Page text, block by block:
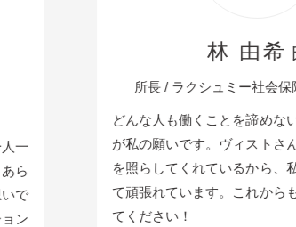
所長 / ラクシュミー社会保険労務士事務所
どんな人も働くことを諦めない社会をつくること
が私の願いです。ヴィストさんが前を走って、道
を照らしてくれているから、私自身が自信をもっ
て頑張れています。これからもいっしょに走らせ
てください！